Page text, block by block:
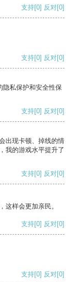
支持[0] 反对[0]
支持[0] 反对[0]
隐私保护和安全性保
支持[0] 反对[0]
出现卡顿、掉线的情
我的游戏水平提升了
支持[0] 反对[0]
这样会更加亲民。
支持[0] 反对[0]
支持[0] 反对[0]